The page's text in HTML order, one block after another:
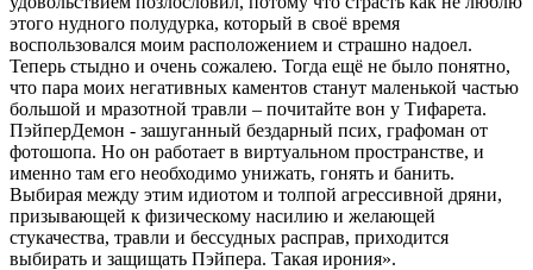
этого нудного полудурка, который в своё время
воспользовался моим расположением и страшно надоел.
Теперь стыдно и очень сожалею. Тогда ещё не было понятно,
что пара моих негативных каментов станут маленькой частью
большой и мразотной травли – почитайте вон у Тифарета.
ПэйперДемон - зашуганный бездарный псих, графоман от
фотошопа. Но он работает в виртуальном пространстве, и
именно там его необходимо унижать, гонять и банить.
Выбирая между этим идиотом и толпой агрессивной дряни,
призывающей к физическому насилию и желающей
стукачества, травли и бессудных расправ, приходится
выбирать и защищать Пэйпера. Такая ирония».